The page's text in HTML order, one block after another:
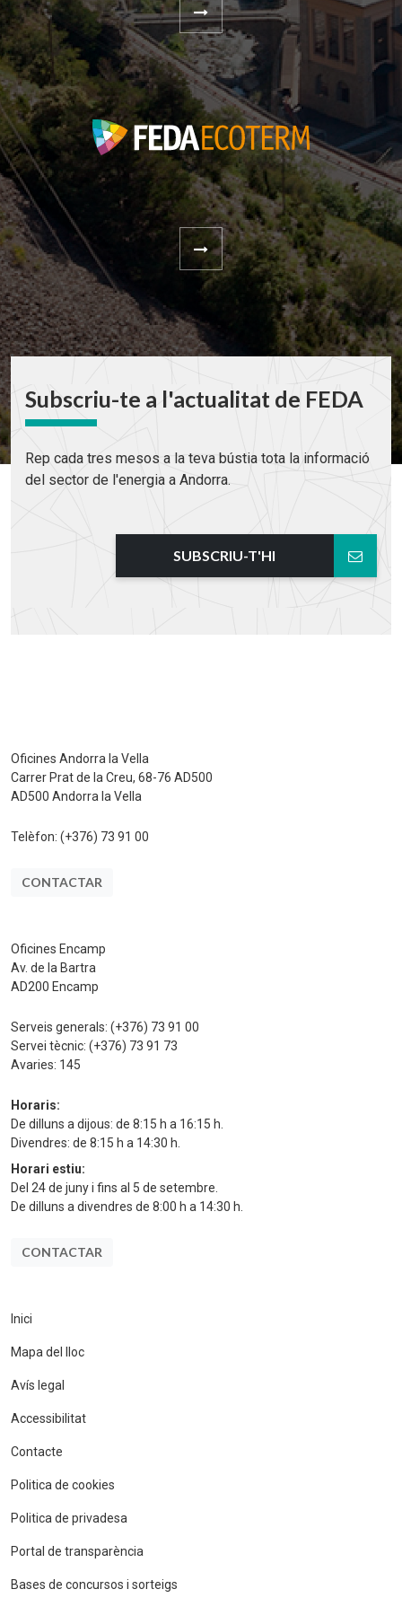
Subscriu-te a l'actualitat de FEDA
Rep cada tres mesos a la teva bústia tota la informació
del sector de l'energia a Andorra.
SUBSCRIU-T'HI
Oficines Andorra la Vella
Carrer Prat de la Creu, 68-76 AD500
AD500 Andorra la Vella
Telèfon: (+376) 73 91 00
CONTACTAR
Oficines Encamp
Av. de la Bartra
AD200 Encamp
Serveis generals: (+376) 73 91 00
Servei tècnic: (+376) 73 91 73
Avaries: 145
Horaris:
De dilluns a dijous: de 8:15 h a 16:15 h.
Divendres: de 8:15 h a 14:30 h.
Horari estiu:
Del 24 de juny i fins al 5 de setembre.
De dilluns a divendres de 8:00 h a 14:30 h.
CONTACTAR
Inici
Mapa del lloc
Avís legal
Accessibilitat
Contacte
Politica de cookies
Politica de privadesa
Portal de transparència
Bases de concursos i sorteigs